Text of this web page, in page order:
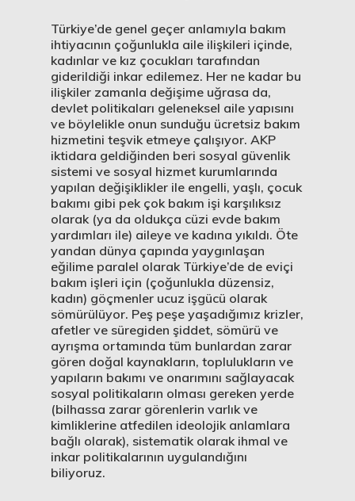
Türkiye’de genel geçer anlamıyla bakım
ihtiyacının çoğunlukla aile ilişkileri içinde,
kadınlar ve kız çocukları tarafından
giderildiği inkar edilemez. Her ne kadar bu
ilişkiler zamanla değişime uğrasa da,
devlet politikaları geleneksel aile yapısını
ve böylelikle onun sunduğu ücretsiz bakım
hizmetini teşvik etmeye çalışıyor. AKP
iktidara geldiğinden beri sosyal güvenlik
sistemi ve sosyal hizmet kurumlarında
yapılan değişiklikler ile engelli, yaşlı, çocuk
bakımı gibi pek çok bakım işi karşılıksız
olarak (ya da oldukça cüzi evde bakım
yardımları ile) aileye ve kadına yıkıldı. Öte
yandan dünya çapında yaygınlaşan
eğilime paralel olarak Türkiye’de de eviçi
bakım işleri için (çoğunlukla düzensiz,
kadın) göçmenler ucuz işgücü olarak
sömürülüyor. Peş peşe yaşadığımız krizler,
afetler ve süregiden şiddet, sömürü ve
ayrışma ortamında tüm bunlardan zarar
gören doğal kaynakların, toplulukların ve
yapıların bakımı ve onarımını sağlayacak
sosyal politikaların olması gereken yerde
(bilhassa zarar görenlerin varlık ve
kimliklerine atfedilen ideolojik anlamlara
bağlı olarak), sistematik olarak ihmal ve
inkar politikalarının uygulandığını
biliyoruz.